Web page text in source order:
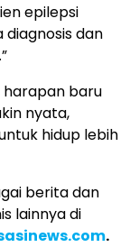
epilepsi
diagnosis dan
harapan baru
nyata,
hidup lebih
berita dan
lainnya di
.